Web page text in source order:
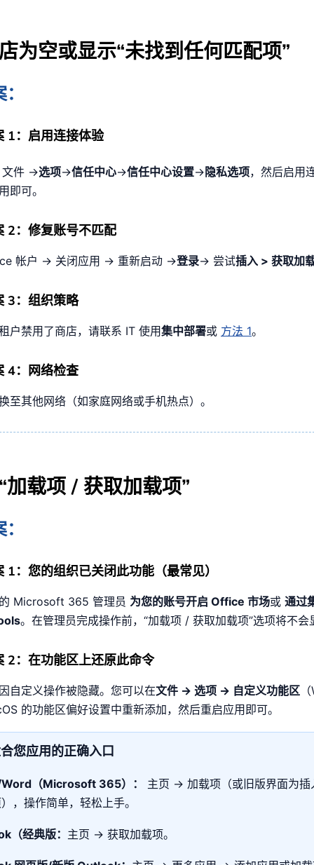
为空或显示“未找到任何匹配项”
1：启用连接体验
文件 →选项→信任中心→信任中心设置→ 隐私选项，然后启用
即可。
2：修复账号不匹配
帐户 → 关闭应用 → 重新启动 →登录→ 尝试插入 > 获取加
3：组织策略
户禁用了商店，请联系 IT 使用集中部署或 方法 1。
4：网络检查
至其他网络（如家庭网络或手机热点）。
加载项 / 获取加载项”
1：您的组织已关闭此功能（最常见）
Microsoft 365 管理员 为您的账号开启 Office 市场或 通过
。在管理员完成操作前，“加载项 / 获取加载项”选项将不会
2：在功能区上还原此命令
自定义操作被隐藏。您可以在文件 → 选项 → 自定义功能区
的功能区偏好设置中重新添加，然后重启应用即可。
您应用的正确入口
（Microsoft 365）：
主页 → 加载项（或旧版界面为
，操作简单，轻松上手。
（经典版： 主页 → 获取加载项。